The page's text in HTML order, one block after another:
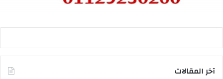
آخر المقالات